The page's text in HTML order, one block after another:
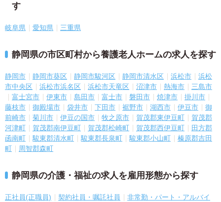
す
岐阜県 愛知県 三重県
静岡県の市区町村から養護老人ホームの求人を探す
静岡市 静岡市葵区 静岡市駿河区 静岡市清水区 浜松市
浜松
市中央区
浜松市浜名区 浜松市天竜区 沼津市 熱海市
三島市
富士宮市
伊東市 島田市 富士市 磐田市 焼津市
掛川市
藤枝市
御殿場市 袋井市 下田市 裾野市 湖西市 伊豆市
御
前崎市
菊川市 伊豆の国市 牧之原市 賀茂郡東伊豆町
賀茂郡
河津町
賀茂郡南伊豆町 賀茂郡松崎町 賀茂郡西伊豆町
田方郡
函南町
駿東郡清水町 駿東郡長泉町 駿東郡小山町
榛原郡吉田
町
周智郡森町
静岡県の介護・福祉の求人を雇用形態から探す
正社員(正職員) 契約社員・嘱託社員
非常勤・パート・アルバイ